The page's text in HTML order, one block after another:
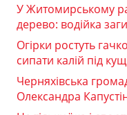
У Житомирському
дерево: водійка
Огірки ростуть
сипати калій під
Черняхівська
Олександра